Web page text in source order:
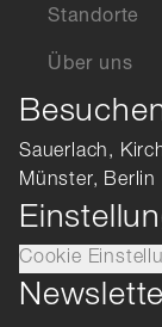
Standorte
Über uns
Sauerlach,
Münster, Berlin
Cookie